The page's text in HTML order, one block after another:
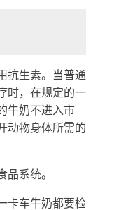
抗生素。当普通
时，在规定的一
牛奶不进入市
动物身体所需的
品系统。
卡车牛奶都要检